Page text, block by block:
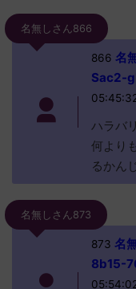
名無しさん866
866 名
Sac2-
ハラバ
何より
るかん
名無しさん873
873 名
8b15-